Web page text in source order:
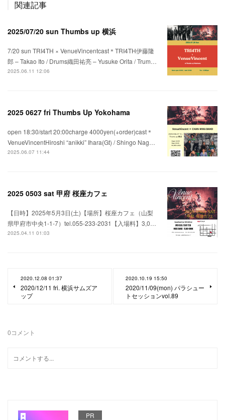
関連記事
2025/07/20 sun Thumbs up 横浜
7/20 sun TRI4TH × VenueVincentcast＊TRI4TH伊藤隆
郎 – Takao Ito / Drums織田祐亮 – Yusuke Orita / Trum…
2025.06.11 12:06
2025 0627 fri Thumbs Up Yokohama
open 18:30/start 20:00charge 4000yen(+order)cast＊
VenueVincentHiroshi “anikki” Ihara(Gt) / Shingo Nag…
2025.06.07 11:44
2025 0503 sat 甲府 桜座カフェ
【日時】2025年5月3日(土)【場所】桜座カフェ（山梨
県甲府市中央1-1-7）tel.055-233-2031【入場料】3,0…
2025.04.11 01:03
2020.12.08 01:37
2020/12/11 fri. 横浜サムズア
ップ
2020.10.19 15:50
2020/11/09(mon) パラシュー
トセッションvol.89
0コメント
PR